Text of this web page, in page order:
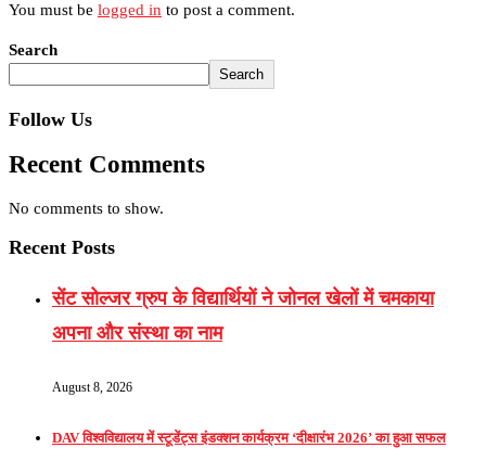
You must be logged in to post a comment.
Search
Search
Follow Us
Recent Comments
No comments to show.
Recent Posts
सेंट सोल्जर ग्रुप के विद्यार्थियों ने जोनल खेलों में चमकाया
अपना और संस्था का नाम
August 8, 2026
DAV विश्वविद्यालय में स्टूडेंट्स इंडक्शन कार्यक्रम ‘दीक्षारंभ 2026’ का हुआ सफल